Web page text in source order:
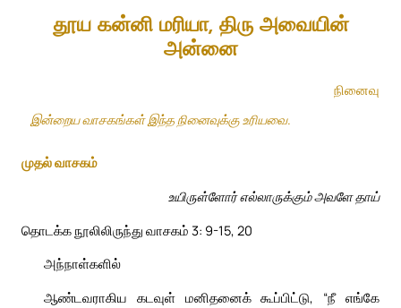
தூய கன்னி மரியா, திரு அவையின்
அன்னை
நினைவு
இன்றைய வாசகங்கள் இந்த நினைவுக்கு உரியவை.
முதல் வாசகம்
உயிருள்ளோர் எல்லாருக்கும் அவளே தாய்
தொடக்க நூலிலிருந்து வாசகம் 3: 9-15, 20
அந்நாள்களில்
ஆண்டவராகிய கடவுள் மனிதனைக் கூப்பிட்டு, “நீ எங்கே